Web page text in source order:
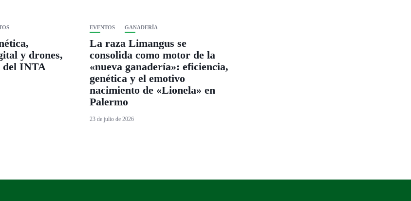
y drones,
del INTA
EVENTOS GANADERÍA
La raza Limangus se
consolida como motor de la
«nueva ganadería»: eficiencia,
genética y el emotivo
nacimiento de «Lionela» en
Palermo
23 de julio de 2026